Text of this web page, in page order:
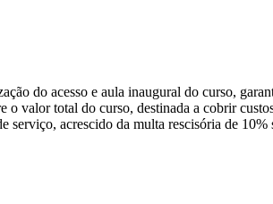
do acesso e aula inaugural do curso,
valor total do curso, destinada a cobrir
acrescido da multa rescisória de 10%